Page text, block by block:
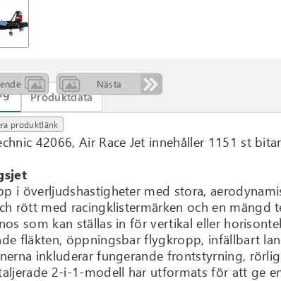
Nästa
Produktdata
produktlänk
42066, Air Race Jet innehåller 1151 st
i överljudshastigheter med stora,
rött med racingklistermärken och en mängd
som kan ställas in för vertikal eller
fläkten, öppningsbar flygkropp, infällbart
inkluderar fungerande frontstyrning,
2-i-1-modell har utformats för att ge